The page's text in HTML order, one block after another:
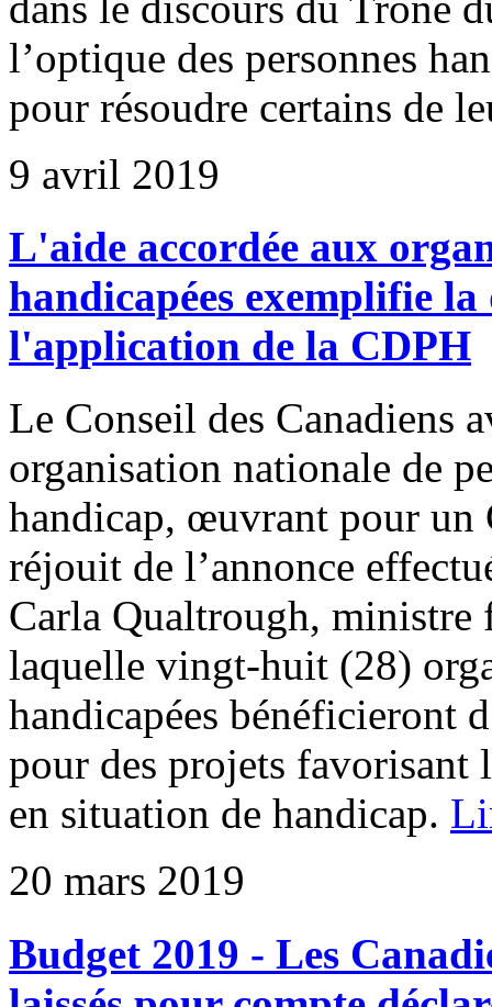
l’optique des personnes
pour résoudre certains de
9 avril 2019
L'aide accordée aux
handicapées exemplifie
l'application de la CDPH
Le Conseil des Canadiens
organisation nationale de
handicap, œuvrant pour un
réjouit de l’annonce
Carla Qualtrough, ministre
laquelle vingt-huit (28)
handicapées bénéficieront
pour des projets favorisant
en situation de handicap.
20 mars 2019
Budget 2019 - Les